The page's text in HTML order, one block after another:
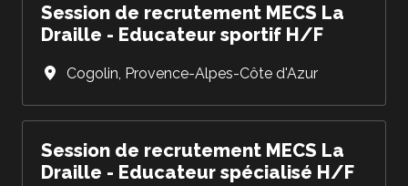
Session de recrutement MECS La
Draille - Educateur sportif H/F
Cogolin, Provence-Alpes-Côte d'Azur
Session de recrutement MECS La
Draille - Educateur spécialisé H/F